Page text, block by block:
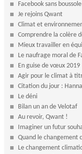
Facebook sans
Je rejoins Qwant
Climat et
Comprendre la colère
Mieux travailler en
Le naufrage moral de
En guise de vœux 2019
Agir pour le climat à
Citation du jour :
Le déni
Bilan un an de Velotaf
Au revoir, Qwant !
Imaginer un futur
Quand le changement
Le changement